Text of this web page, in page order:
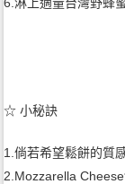
☆ 小秘訣
1.倘若希望鬆餅的質
2.Mozzarella